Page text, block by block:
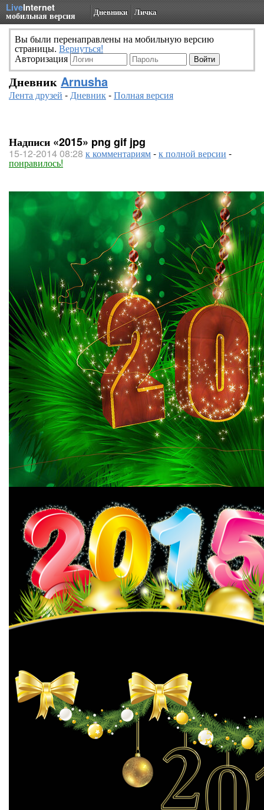
LiveInternet
мобильная версия Дневники Личка
Вы были перенаправлены на мобильную версию
страницы. Вернуться!
Авторизация
Дневник Arnusha
Лента друзей -Дневник-Полная версия
Надписи «2015» png gif jpg
15-12-2014 08:28 к комментариям-к полной версии -
понравилось!